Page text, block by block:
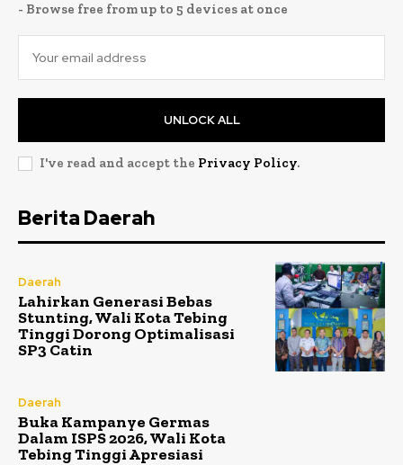
- Browse free from up to 5 devices at once
UNLOCK ALL
I've read and accept the Privacy Policy.
Berita Daerah
Daerah
Lahirkan Generasi Bebas
Stunting, Wali Kota Tebing
Tinggi Dorong Optimalisasi
SP3 Catin
Daerah
Buka Kampanye Germas
Dalam ISPS 2026, Wali Kota
Tebing Tinggi Apresiasi